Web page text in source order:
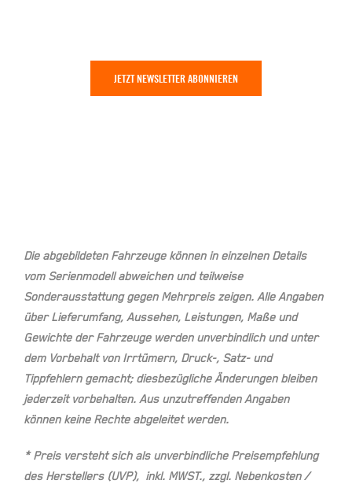
JETZT NEWSLETTER ABONNIEREN
Die abgebildeten Fahrzeuge können in einzelnen Details
vom Serienmodell abweichen und teilweise
Sonderausstattung gegen Mehrpreis zeigen. Alle Angaben
über Lieferumfang, Aussehen, Leistungen, Maße und
Gewichte der Fahrzeuge werden unverbindlich und unter
dem Vorbehalt von Irrtümern, Druck-, Satz- und
Tippfehlern gemacht; diesbezügliche Änderungen bleiben
jederzeit vorbehalten. Aus unzutreffenden Angaben
können keine Rechte abgeleitet werden.
* Preis versteht sich als unverbindliche Preisempfehlung
des Herstellers (UVP), inkl. MWST., zzgl. Nebenkosten /